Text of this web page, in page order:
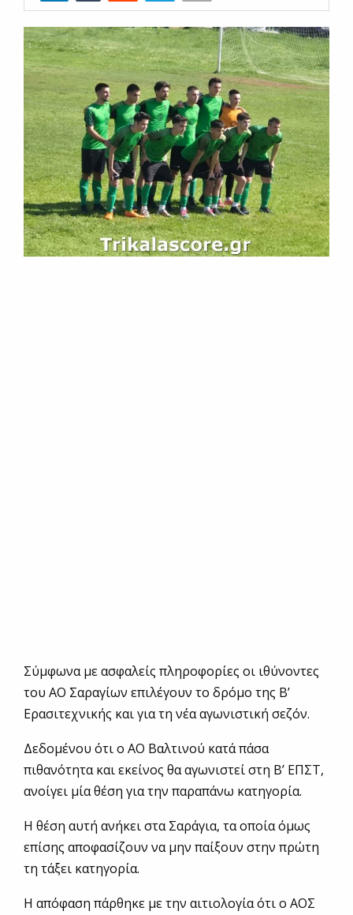
Σύμφωνα με ασφαλείς πληροφορίες οι ιθύνοντες
του ΑΟ Σαραγίων επιλέγουν το δρόμο της Β’
Ερασιτεχνικής και για τη νέα αγωνιστική σεζόν.
Δεδομένου ότι ο ΑΟ Βαλτινού κατά πάσα
πιθανότητα και εκείνος θα αγωνιστεί στη Β’ ΕΠΣΤ,
ανοίγει μία θέση για την παραπάνω κατηγορία.
Η θέση αυτή ανήκει στα Σαράγια, τα οποία όμως
επίσης αποφασίζουν να μην παίξουν στην πρώτη
τη τάξει κατηγορία.
Η απόφαση πάρθηκε με την αιτιολογία ότι ο ΑΟΣ